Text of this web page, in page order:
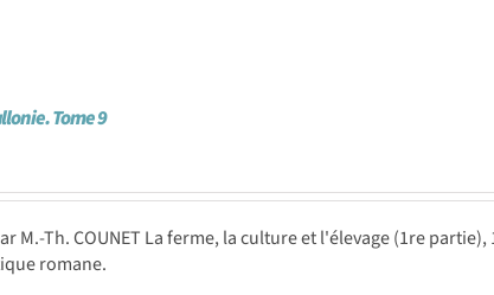
Tome 9
M.-Th. COUNET La ferme, la culture et l'élevage (1re
romane.